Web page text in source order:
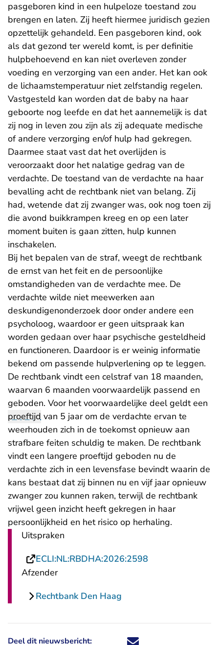
pasgeboren kind in een hulpeloze toestand zou
brengen en laten. Zij heeft hiermee juridisch gezien
opzettelijk gehandeld. Een pasgeboren kind, ook
als dat gezond ter wereld komt, is per definitie
hulpbehoevend en kan niet overleven zonder
voeding en verzorging van een ander. Het kan ook
de lichaamstemperatuur niet zelfstandig regelen.
Vastgesteld kan worden dat de baby na haar
geboorte nog leefde en dat het aannemelijk is dat
zij nog in leven zou zijn als zij adequate medische
of andere verzorging en/of hulp had gekregen.
Daarmee staat vast dat het overlijden is
veroorzaakt door het nalatige gedrag van de
verdachte. De toestand van de verdachte na haar
bevalling acht de rechtbank niet van belang. Zij
had, wetende dat zij zwanger was, ook nog toen zij
die avond buikkrampen kreeg en op een later
moment buiten is gaan zitten, hulp kunnen
inschakelen.
Bij het bepalen van de straf, weegt de rechtbank
de ernst van het feit en de persoonlijke
omstandigheden van de verdachte mee. De
verdachte wilde niet meewerken aan
deskundigenonderzoek door onder andere een
psycholoog, waardoor er geen uitspraak kan
worden gedaan over haar psychische gesteldheid
en functioneren. Daardoor is er weinig informatie
bekend om passende hulpverlening op te leggen.
De rechtbank vindt een celstraf van 18 maanden,
waarvan 6 maanden voorwaardelijk passend en
geboden. Voor het voorwaardelijke deel geldt een
proeftijd van 5 jaar om de verdachte ervan te
weerhouden zich in de toekomst opnieuw aan
strafbare feiten schuldig te maken. De rechtbank
vindt een langere proeftijd geboden nu de
verdachte zich in een levensfase bevindt waarin de
kans bestaat dat zij binnen nu en vijf jaar opnieuw
zwanger zou kunnen raken, terwijl de rechtbank
vrijwel geen inzicht heeft gekregen in haar
persoonlijkheid en het risico op herhaling.
Uitspraken
ECLI:NL:RBDHA:2026:2598
Afzender
Rechtbank Den Haag
Deel dit nieuwsbericht: Deel dit nieuwsbericht via X -
Deel dit nieuwsbericht via
Deel dit nieuwsbericht
Deel dit